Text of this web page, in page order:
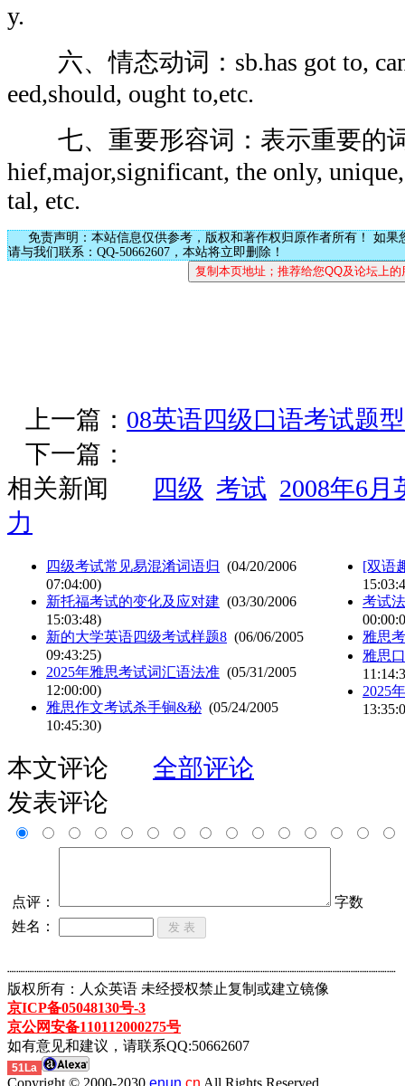
y.
六、情态动词：sb.has got to, can
eed,should, ought to,etc.
七、重要形容词：表示重要的词
hief,major,significant, the only,
tal, etc.
免责声明：本站信息仅供参考，版权和著作权归原作者所有！ 如果
请与我们联系：QQ-50662607，本站将立即删除！
上一篇： 08英语四级口语考试题
下一篇：
相关新闻
四级 考试 2008年6
力
四级考试常见易混淆词语归 (04/20/2006
07:04:00)
新托福考试的变化及应对建 (03/30/2006
15:03:48)
新的大学英语四级考试样题8 (06/06/2005
09:43:25)
2025年雅思考试词汇语法准 (05/31/2005
12:00:00)
雅思作文考试杀手锏&秘 (05/24/2005
10:45:30)
[双语
考试
雅思
雅思
2025
本文评论
全部评论
发表评论
点评：
字数
姓名：
┈┈┈┈┈┈┈┈┈┈┈┈┈┈┈┈┈┈┈┈┈┈┈┈┈┈┈┈┈┈┈┈┈┈┈┈┈┈┈┈┈┈┈
版权所有：人众英语 未经授权禁止复制或建立镜像
京ICP备05048130号-3
京公网安备110112000275号
如有意见和建议，请联系QQ:50662607
51La
Copyright © 2000-2030 enun. cn All Rights Reserved